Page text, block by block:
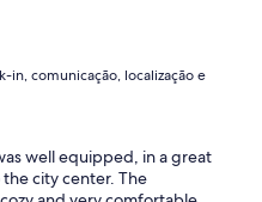
in, comunicação, localização e
well equipped, in a great
the city center. The